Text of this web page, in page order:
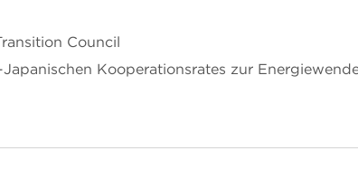
Council
Kooperationsrates zur